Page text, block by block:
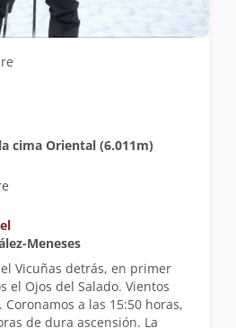
cima Oriental (6.011m)
Meneses
Vicuñas detrás, en primer
el Ojos del Salado. Vientos
a las 15:50 horas,
de dura ascensión. La